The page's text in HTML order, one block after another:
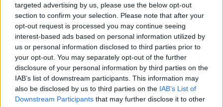
targeted advertising by us, please use the below opt-out
section to confirm your selection. Please note that after your
opt-out request is processed you may continue seeing
interest-based ads based on personal information utilized by
us or personal information disclosed to third parties prior to
your opt-out. You may separately opt-out of the further
disclosure of your personal information by third parties on the
IAB’s list of downstream participants. This information may
also be disclosed by us to third parties on the IAB’s List of
Downstream Participants that may further disclose it to other
Petrolio in calo: Brent a 88.9 dollari, ribassi diffusi tra le
materie prime
Andrea Innocenti · 6 Ago 2026
NEWS